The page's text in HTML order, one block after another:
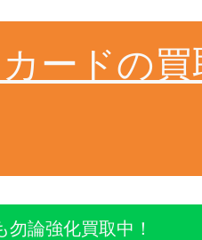
ードの
論強化買取中！